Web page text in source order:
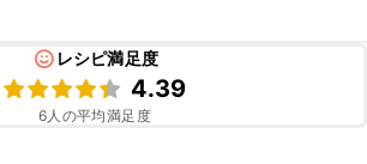
レシピ満足度
4.39
6人の平均満足度